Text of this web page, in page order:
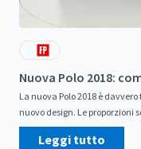
Nuova Polo 2018:
La nuova Polo 2018 è
nuovo design. Le proporzioni
Leggi tutto